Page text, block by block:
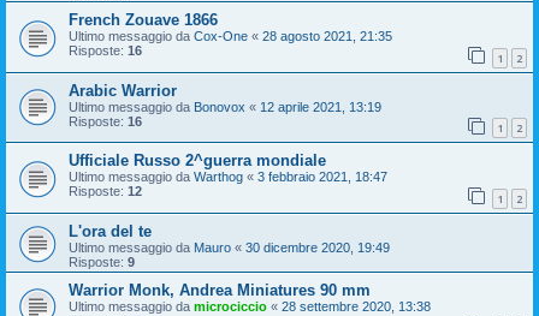
French Zouave 1866
Ultimo messaggio da Cox-One « 28 agosto 2021, 21:35
Risposte: 16 1 2
Arabic Warrior
Ultimo messaggio da Bonovox « 12 aprile 2021, 13:19
Risposte: 16 1 2
Ufficiale Russo 2^guerra mondiale
Ultimo messaggio da Warthog « 3 febbraio 2021, 18:47
Risposte: 12 1 2
L'ora del te
Ultimo messaggio da Mauro « 30 dicembre 2020, 19:49
Risposte: 9
Warrior Monk, Andrea Miniatures 90 mm
Ultimo messaggio da microciccio « 28 settembre 2020, 13:38